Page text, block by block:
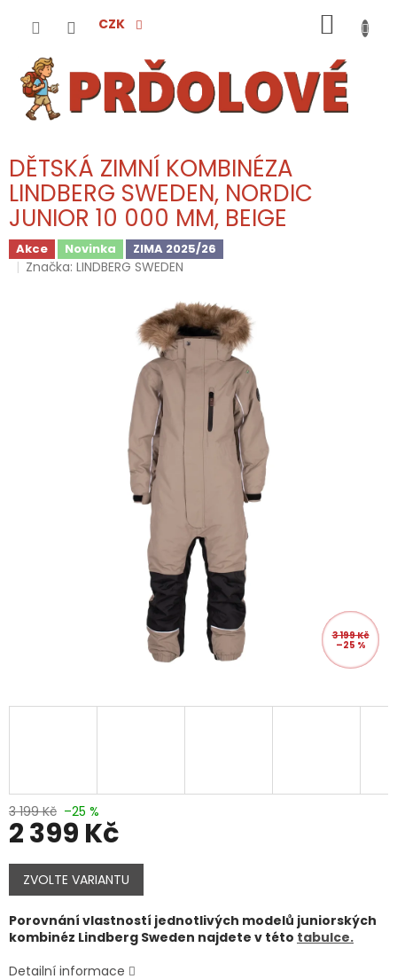
CZK
KOŠÍK
DĚTSKÁ ZIMNÍ KOMBINÉZA
LINDBERG SWEDEN, NORDIC
JUNIOR 10 000 MM, BEIGE
Akce Novinka ZIMA 2025/26
Značka:LINDBERG SWEDEN
3 199 Kč
–25 %
3 199 Kč –25 %
2 399 Kč
Měrná
cena:
ZVOLTE VARIANTU
Porovnání vlastností jednotlivých modelů juniorských
kombinéz Lindberg Sweden najdete v této tabulce.
Detailní informace